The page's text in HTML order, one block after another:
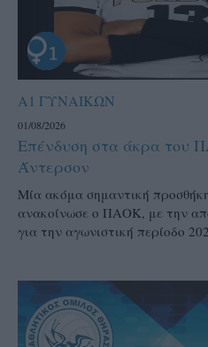
Α1 ΓΥΝΑΙΚΩΝ
01/08/2026
Επένδυση στα άκρα του
Άντερσον
Μία ακόμα σημαντική
ανακοίνωσε ο ΠΑΟΚ, με την
για την αγωνιστική περίοδο